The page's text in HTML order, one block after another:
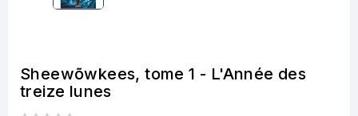
Sheewõwkees, tome 1 - L'Année des
treize lunes